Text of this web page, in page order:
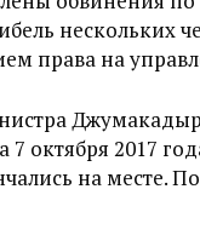
нескольких
права на
7 октября 2017
на месте.